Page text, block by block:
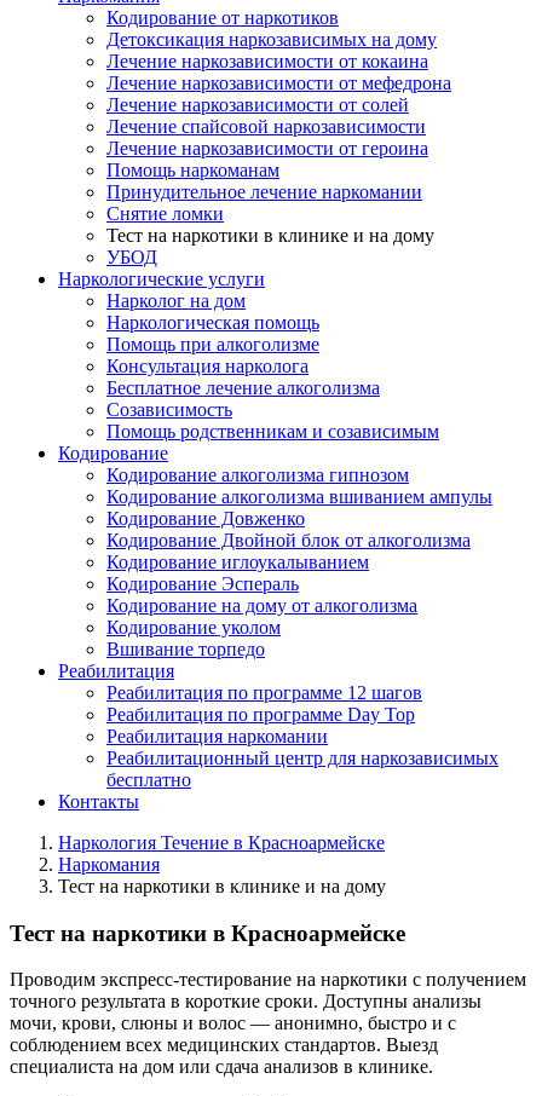
Кодирование от наркотиков
Детоксикация наркозависимых на дому
Лечение наркозависимости от кокаина
Лечение наркозависимости от мефедрона
Лечение наркозависимости от солей
Лечение спайсовой наркозависимости
Лечение наркозависимости от героина
Помощь наркоманам
Принудительное лечение наркомании
Снятие ломки
Тест на наркотики в клинике и на дому
УБОД
Наркологические услуги
Нарколог на дом
Наркологическая помощь
Помощь при алкоголизме
Консультация нарколога
Бесплатное лечение алкоголизма
Созависимость
Помощь родственникам и созависимым
Кодирование
Кодирование алкоголизма гипнозом
Кодирование алкоголизма вшиванием ампулы
Кодирование Довженко
Кодирование Двойной блок от алкоголизма
Кодирование иглоукалыванием
Кодирование Эспераль
Кодирование на дому от алкоголизма
Кодирование уколом
Вшивание торпедо
Реабилитация
Реабилитация по программе 12 шагов
Реабилитация по программе Day Top
Реабилитация наркомании
Реабилитационный центр для наркозависимых
бесплатно
Контакты
Наркология Течение в Красноармейске
Наркомания
Тест на наркотики в клинике и на дому
Тест на наркотики в Красноармейске
Проводим экспресс-тестирование на наркотики с получением
точного результата в короткие сроки. Доступны анализы
мочи, крови, слюны и волос — анонимно, быстро и с
соблюдением всех медицинских стандартов. Выезд
специалиста на дом или сдача анализов в клинике.